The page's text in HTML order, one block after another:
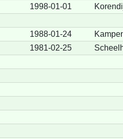
1998-01-01
1988-01-24
1981-02-25